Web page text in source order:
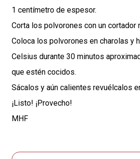
1 centímetro de espesor.
Corta los polvorones con un cortador
Coloca los polvorones en charolas y
Celsius durante 30 minutos
que estén cocidos.
Sácalos y aún calientes revuélcalos
¡Listo! ¡Provecho!
MHF